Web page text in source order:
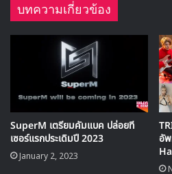
▶ คลิกดูสัมภาษ
สำหรับเพลง We DO จะถูกนำเส
ที่ผสมผสานความเป็นเรโทรดิสโก้
ความรู็สึกแบบล้ำสมัย ซึ่งเพลงแล
ที่ 9 เมษายน เวลา 17.00 น. ตามเ
พร้อมกับการเปิดตัวแคมเปญนี้ พรูเ
บทความเกี่ยวข้อง
SuperM เตรียมคัมแบค ปล่อยที
เซอร์แรกประเดิมปี 2023
January 2, 2023
อั